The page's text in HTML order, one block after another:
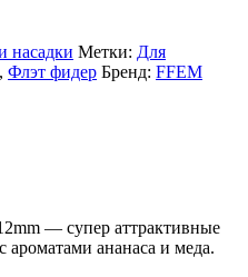
насадки Метки: Для
, Флэт фидер Бренд: FFEM
— супер аттрактивные
ананаса и меда.